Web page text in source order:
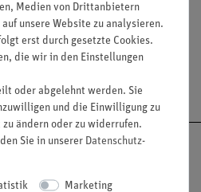
Medien von Drittanbietern
unsere Website zu analysieren.
erst durch gesetzte Cookies.
die wir in den Einstellungen
oder abgelehnt werden. Sie
und die Einwilligung zu
ändern oder zu widerrufen.
Sie in unserer Daten­schutz­
Marketing